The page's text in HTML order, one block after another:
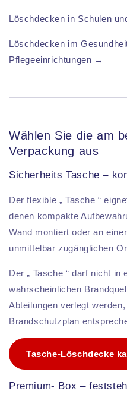
Löschdecken in Schulen
Löschdecken im
Pflegeeinrichtungen →
Wählen Sie die am
Verpackung aus
Sicherheits Tasche –
Der flexible „ Tasche “
denen kompakte
Wand montiert oder an
unmittelbar zugänglichen
Der „ Tasche “ darf nicht
wahrscheinlichen
Abteilungen verlegt
Brandschutzplan
Tasche-Löschdecke
Premium- Box –